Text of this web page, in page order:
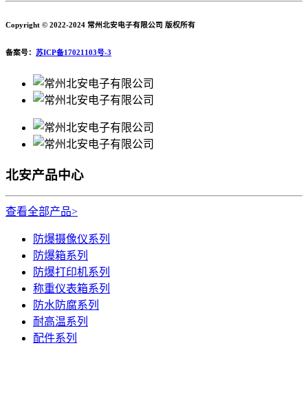
Copyright © 2022-2024 常州北安电子有限公司 版权所有
备案号： 苏ICP备17021103号-3
北安产品中心
查看全部产品>
防爆摄像仪系列
防爆箱系列
防爆打印机系列
称重仪表箱系列
防水防腐系列
耐高温系列
配件系列